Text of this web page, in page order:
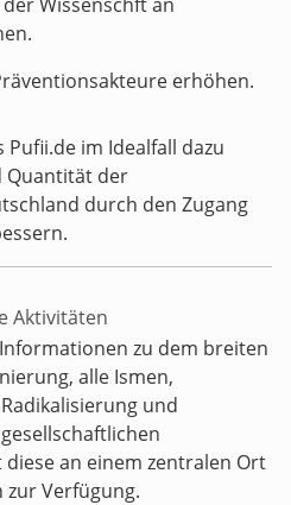
erhöhen.
Pufii.de im Idealfall dazu
Quantität der
durch den Zugang
Aktivitäten
zu dem breiten
alle Ismen,
und
an einem zentralen Ort
zur Verfügung.